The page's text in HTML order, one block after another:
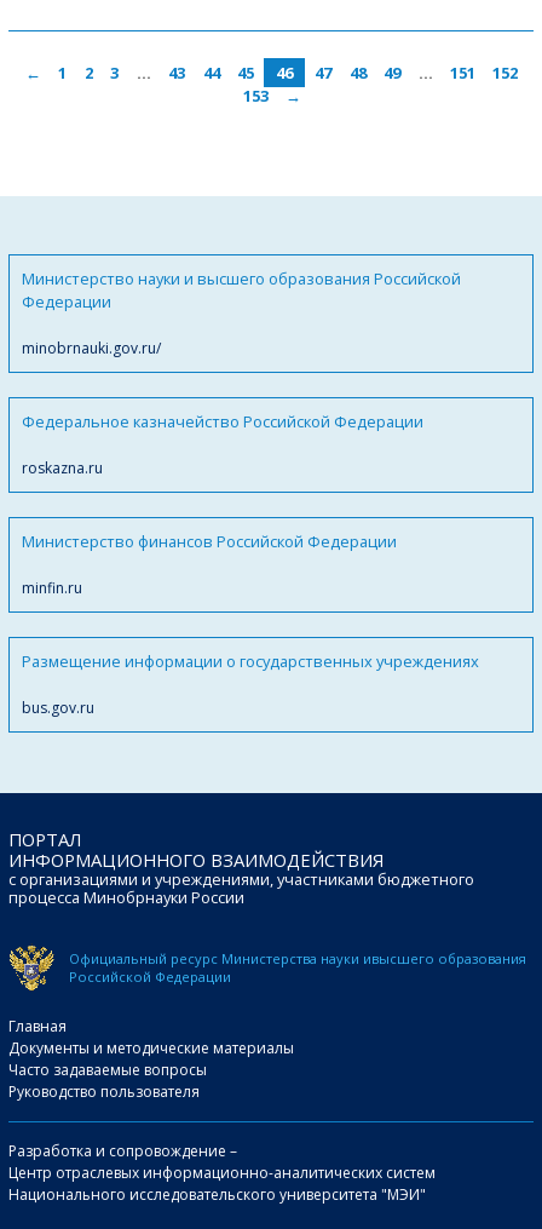
← 1 2 3 … 43 44 45 46 47 48 49 … 151
152
153
→
Министерство науки и высшего образования Российской
Федерации
minobrnauki.gov.ru/
Федеральное казначейство Российской Федерации
roskazna.ru
Министерство финансов Российской Федерации
minfin.ru
Размещение информации о государственных учреждениях
bus.gov.ru
ПОРТАЛ
ИНФОРМАЦИОННОГО ВЗАИМОДЕЙСТВИЯ
с организациями и учреждениями, участниками бюджетного
процесса Минобрнауки России
Официальный ресурс Министерства науки ивысшего образования
Российской Федерации
Главная
Документы и методические материалы
Часто задаваемые вопросы
Руководство пользователя
Разработка и сопровождение –
Центр отраслевых информационно-аналитических систем
Национального исследовательского университета "МЭИ"